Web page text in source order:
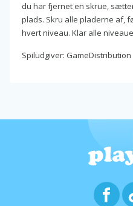
du har fjernet en skrue,
plads. Skru alle pladerne af,
hvert niveau. Klar alle
Spiludgiver: GameDistribution